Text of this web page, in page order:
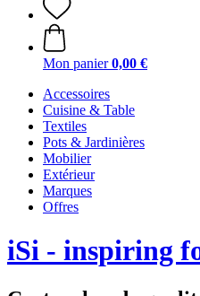
Mon panier 0,00 €
Accessoires
Cuisine & Table
Textiles
Pots & Jardinières
Mobilier
Extérieur
Marques
Offres
iSi - inspiring